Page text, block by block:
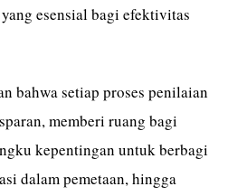
esensial bagi efektivitas
bahwa setiap proses penilaian
memberi ruang bagi
kepentingan untuk berbagi
dalam pemetaan, hingga